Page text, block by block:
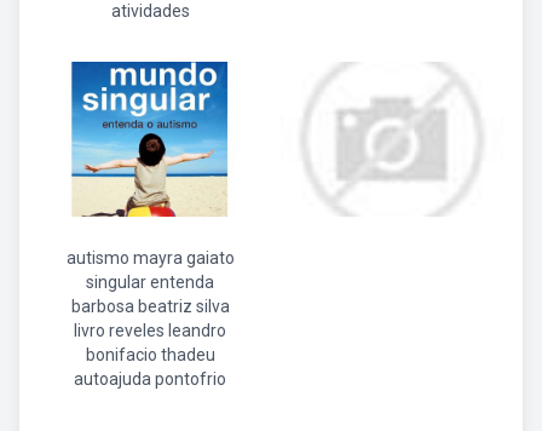
atividades
autismo mayra gaiato
singular entenda
barbosa beatriz silva
livro reveles leandro
bonifacio thadeu
autoajuda pontofrio